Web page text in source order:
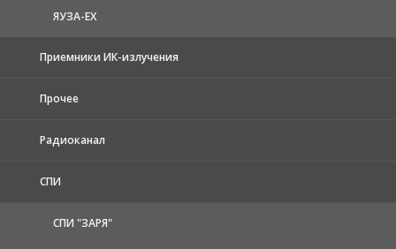
ЯУЗА-ЕХ
Приемники ИК-излучения
Прочее
Радиоканал
СПИ
СПИ "ЗАРЯ"